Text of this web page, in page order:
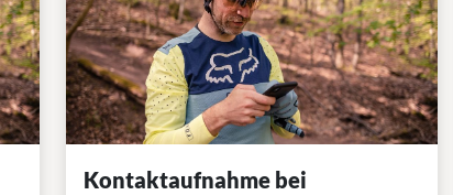
Kontaktaufnahme bei